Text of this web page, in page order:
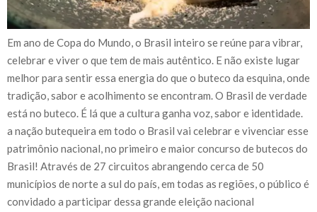
Em ano de Copa do Mundo, o Brasil inteiro se reúne para vibrar,
celebrar e viver o que tem de mais autêntico. E não existe lugar
melhor para sentir essa energia do que o buteco da esquina, onde
tradição, sabor e acolhimento se encontram. O Brasil de verdade
está no buteco. É lá que a cultura ganha voz, sabor e identidade.
a nação butequeira em todo o Brasil vai celebrar e vivenciar esse
patrimônio nacional, no primeiro e maior concurso de butecos do
Brasil! Através de 27 circuitos abrangendo cerca de 50
municípios de norte a sul do país, em todas as regiões, o público é
convidado a participar dessa grande eleição nacional